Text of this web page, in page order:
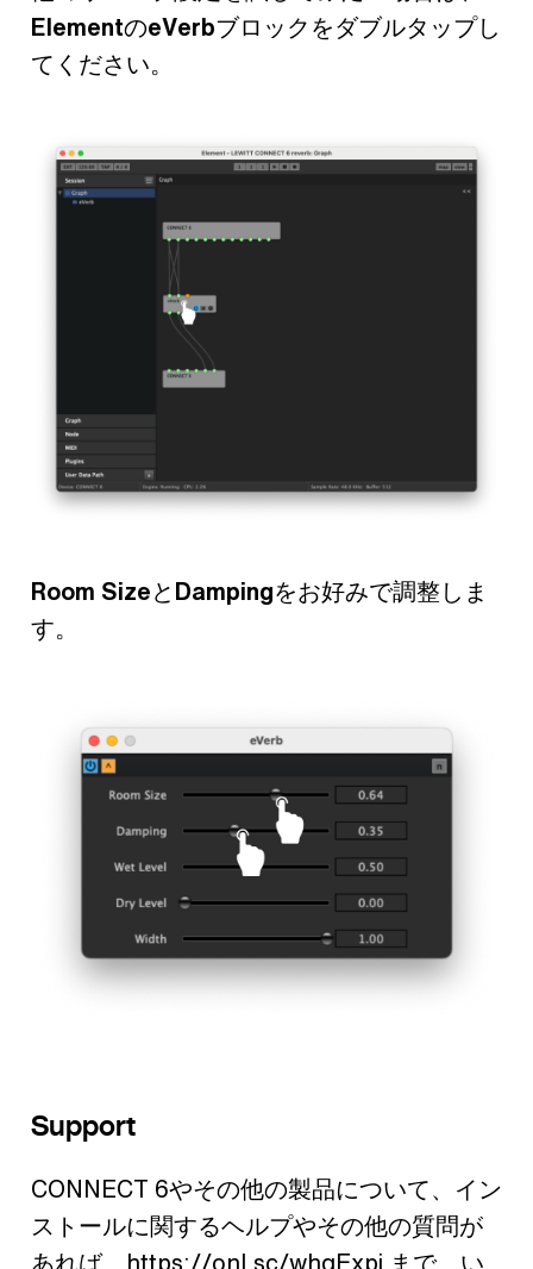
ElementのeVerbブロックをダブルタップし
てください。
Room SizeとDampingをお好みで調整しま
す。
Support
CONNECT 6やその他の製品について、イン
ストールに関するヘルプやその他の質問が